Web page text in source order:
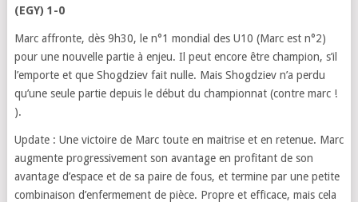
(EGY) 1-0
Marc affronte, dès 9h30, le n°1 mondial des U10 (Marc est n°2)
pour une nouvelle partie à enjeu. Il peut encore être champion, s’il
l’emporte et que Shogdziev fait nulle. Mais Shogdziev n’a perdu
qu’une seule partie depuis le début du championnat (contre marc !
).
Update : Une victoire de Marc toute en maitrise et en retenue. Marc
augmente progressivement son avantage en profitant de son
avantage d’espace et de sa paire de fous, et termine par une petite
combinaison d’enfermement de pièce. Propre et efficace, mais cela